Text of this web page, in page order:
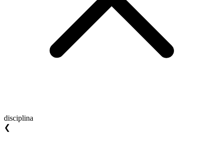
disciplina
❮